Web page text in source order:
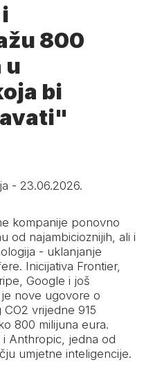
800
u
bi
-23.06.2026.
kompanije ponovno
od najambicioznijih, ali i
- uklanjanje
Inicijativa Frontier,
Google i još
nove ugovore o
vrijedne 915
800 milijuna eura.
Anthropic, jedna od
umjetne inteligencije.